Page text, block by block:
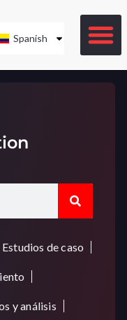
Spanish
Estudios de caso
y análisis